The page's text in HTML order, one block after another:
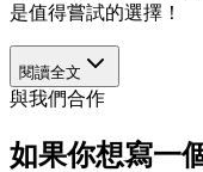
是值得嘗試的選擇！
閱讀全文
與我們合作
如果你想寫一